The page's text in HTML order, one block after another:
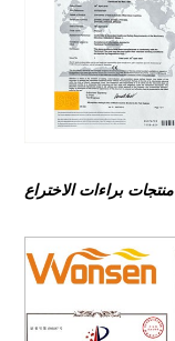
منتجات براءات الاختراع